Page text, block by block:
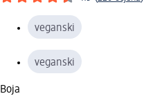
veganski
veganski
Boja